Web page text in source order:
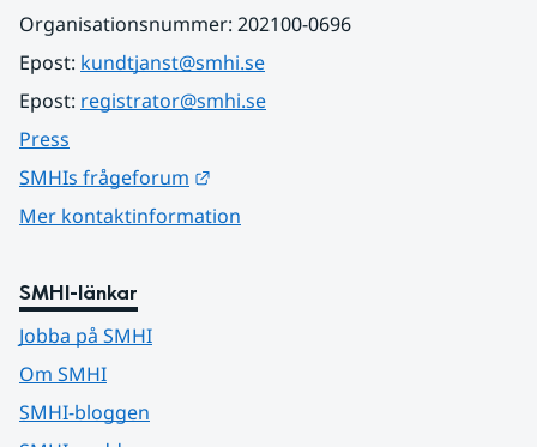
Organisationsnummer: 202100-0696
Epost: kundtjanst@smhi.se
Epost: registrator@smhi.se
Press
SMHIs frågeforum
Mer kontaktinformation
SMHI-länkar
Jobba på SMHI
Om SMHI
SMHI-bloggen